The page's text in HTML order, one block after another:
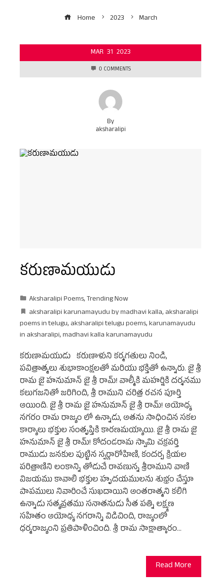
Home 2023 March
MAR 31 2023
0 COMMENTS
By
aksharalipi
కరుణామయుడు
Aksharalipi Poems,Trending Now
aksharalipi karunamayudu by madhavi kalla, aksharalipi
poems in telugu, aksharalipi telugu poems,karunamayudu
in aksharalipi,madhavi kalla karunamayudu
కరుణామయుడు కరుణాళుని కర్మగతులు నిండి,
పవిత్రాత్మలు శుభాకాంక్షలతో మరియు భక్తితో ఉన్నారు. జై శ్రీ
రామ జై హనుమాన్ జై శ్రీ రామ్! వాల్మీకి మహర్షికి దర్శనము
కలుగజనితో జరిగింది, శ్రీ రాముని చరిత్ర రచన పూర్తి
అయింది. జై శ్రీ రామ జై హనుమాన్ జై శ్రీ రామ్! అయోధ్య
నగరం రామ రాజ్యం లో ఉన్నాడు, అతను సాధించిన సకల
కార్యాలు భక్తుల సంతృప్తికి కారణమయ్యాయి. జై శ్రీ రామ జై
హనుమాన్ జై శ్రీ రామ్! కోదండరామ స్వామి చక్రవర్తి
రాముడు జనకుల పుట్టిన స్వర్గారోహిణి, కందర్ప క్రియల
పరిత్రాణిని లంకాన్ని తోడుచే రావణున్న శ్రీరాముని వాణి
విజయము కావాలి భక్తుల హృదయములను శుభ్రం చేస్తూ
పాపములు నివారించే సుఖదాయిని అంతరాత్మని కలిగి
ఉన్నాడు సత్యవ్రతము సనాతనుడు సీత పత్ని లక్ష్మణ
సహితం అయోధ్య నగరాన్ని విడిచింది, రాజ్యంలో
ధర్మరాజ్యంని ప్రతిపాళించింది. శ్రీ రామ సాక్షాత్కారం…
Read More